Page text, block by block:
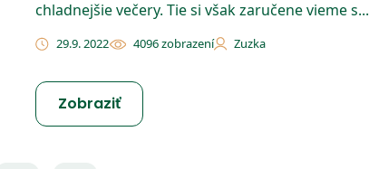
chladnejšie večery. Tie si však zaručene vieme s...
29.9. 2022 4096 zobrazení Zuzka
Zobraziť